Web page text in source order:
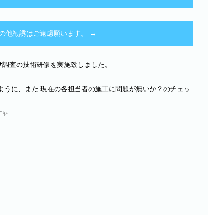
他勧誘はご遠慮願います。 →
査の技術研修を実施致しました。
に、また 現在の各担当者の施工に問題が無いか？のチェッ